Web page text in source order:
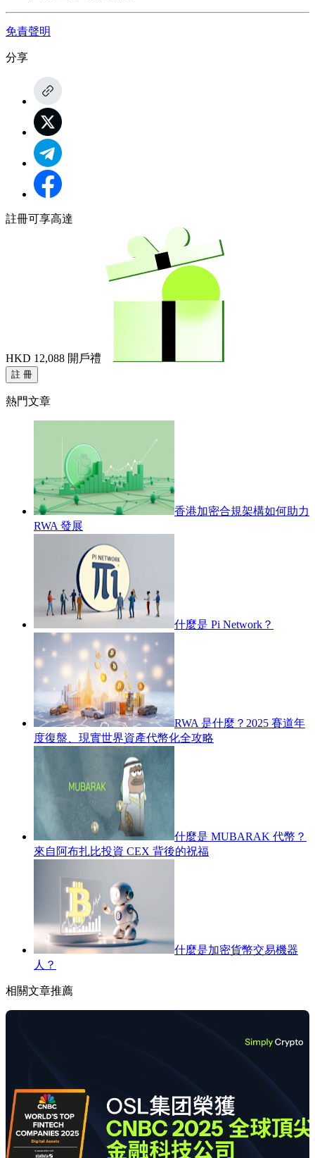
免責聲明
分享
註冊可享高達
HKD 12,088 開戶禮
註 冊
熱門文章
香港加密合規架構如何助力
RWA 發展
什麼是 Pi Network？
RWA 是什麼？2025 賽道年
度復盤、現實世界資產代幣化全攻略
什麼是 MUBARAK 代幣？
來自阿布扎比投資 CEX 背後的祝福
什麼是加密貨幣交易機器
人？
相關文章推薦